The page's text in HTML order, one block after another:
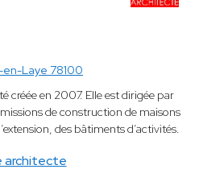
architecte
Laye 78100
créée en 2007. Elle est dirigée par
de construction de maisons
des bâtiments d’activités.